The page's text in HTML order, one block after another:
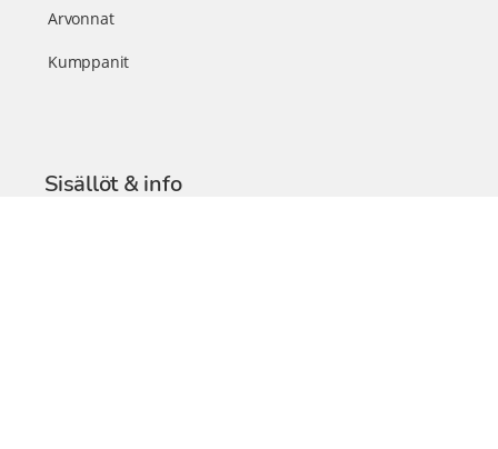
Arvonnat
Kumppanit
Sisällöt & info